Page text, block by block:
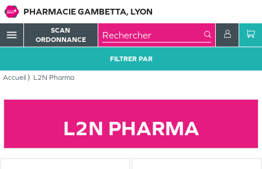
PHARMACIE GAMBETTA, LYON
menu
SCAN
ORDONNANCE
Accueil L2N Pharma
FILTRER PAR
L2N PHARMA